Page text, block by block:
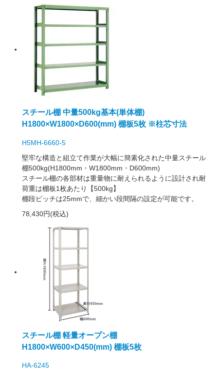
スチール棚 中量500kg基本(単体棚)
H1800×W1800×D600(mm) 棚板5枚 ※柱芯寸法
H5MH-6660-5
堅牢な構造と組立て作業が大幅に簡素化された中量スチール
棚500kg(H1800mm・W1800mm・D600mm)
スチール棚の各部材は重量物に耐えられるように設計され耐
荷重は棚板1枚あたり【500kg】
棚段ピッチは25mmで、細かい段間隔の設定が可能です。
78,430円(税込)
スチール棚 軽量オープン棚
H1800×W600×D450(mm) 棚板5枚
HA-6245